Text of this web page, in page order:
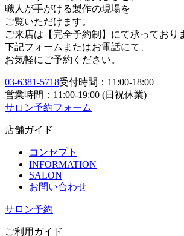
職人が手がける製作の現場を
ご覧いただけます。
ご来店は【完全予約制】にて承っており
下記フォームまたはお電話にて、
お気軽にご予約ください。
03-6381-5718受付時間：11:00-18:00
営業時間：11:00-19:00 (日祝休業)
サロン予約フォーム
店舗ガイド
コンセプト
INFORMATION
SALON
お問い合わせ
サロン予約
ご利用ガイド